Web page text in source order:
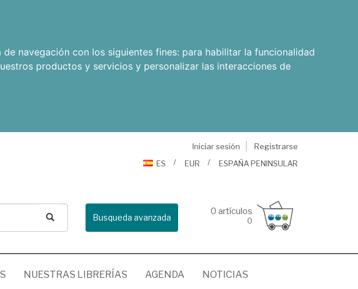
navegación con los siguientes fines: para habilitar la funcionalidad
productos y servicios y personalizar las interacciones de
Iniciar sesión
Registrarse
ES
EUR ESPAÑA PENINSULAR
Busqueda avanzada
0 artículos
0
NUESTRAS LIBRERÍAS AGENDA NOTICIAS